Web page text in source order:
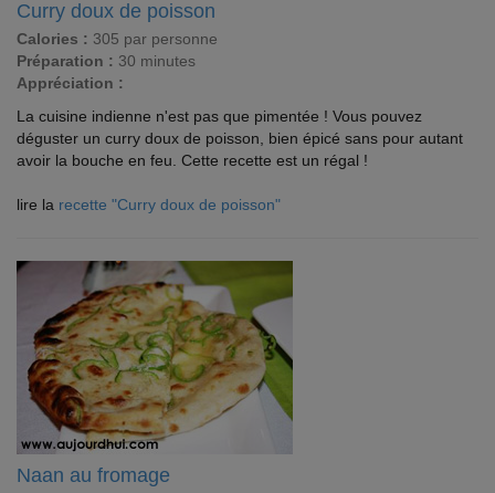
Curry doux de poisson
Calories : 305 par personne
Préparation : 30 minutes
Appréciation :
La cuisine indienne n'est pas que pimentée ! Vous pouvez
déguster un curry doux de poisson, bien épicé sans pour autant
avoir la bouche en feu. Cette recette est un régal !
lire la recette "Curry doux de poisson"
Naan au fromage